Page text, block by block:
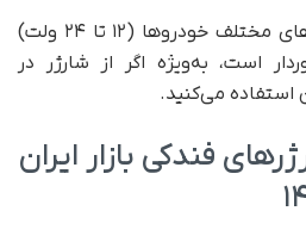
همچنین، سازگاری با ولتاژهای مختلف خودروها (۱۲ تا ۲۴ ولت)
است، به‌ویژه اگر از شارژر در
استفاده می‌کنید.
فندکی بازار ایران